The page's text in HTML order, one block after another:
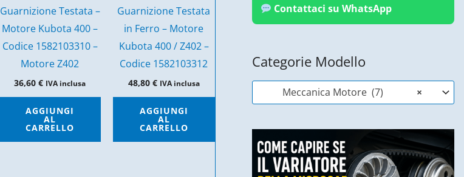
Guarnizione Testata –
Motore Kubota 400 –
Codice 1582103310 –
Motore Z402
36,60€ IVA inclusa
AGGIUNGI
AL
CARRELLO
Guarnizione Testata
in Ferro – Motore
Kubota 400 / Z402 –
Codice 1582103312
48,80 € IVA inclusa
AGGIUNGI
AL
CARRELLO
Contattaci su WhatsApp
Categorie Modello
×
Meccanica Motore (7)